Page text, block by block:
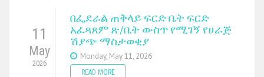
11
May
2026
በፌደራል ጠቅላይ ፍርድ ቤት ፍርድ
አፈጻጸም ጽ/ቤት ውስጥ የሚገኝ የሀራጅ
ሽያጭ ማስታወቂያ
Monday, May 11, 2026
READ MORE